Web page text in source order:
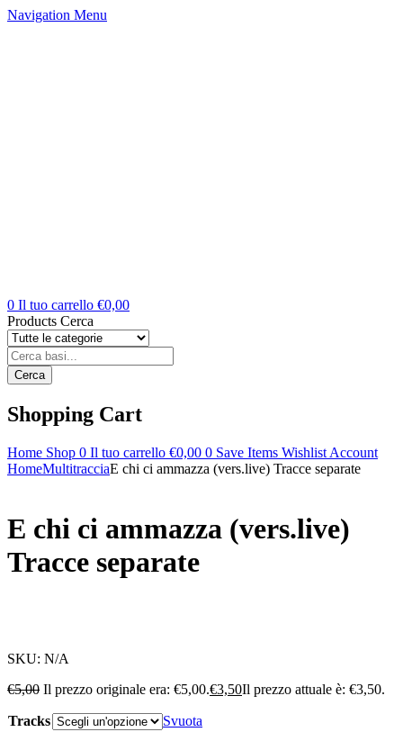
Navigation Menu
0 Il tuo carrello €0,00
Products Cerca
Cerca
Shopping Cart
Home Shop 0 Il tuo carrello €0,00 0 Save Items Wishlist Account
HomeMultitracciaE chi ci ammazza (vers.live) Tracce separate
E chi ci ammazza (vers.live)
Tracce separate
SKU: N/A
€5,00 Il prezzo originale era: €5,00.€3,50Il prezzo attuale è: €3,50.
Tracks Svuota